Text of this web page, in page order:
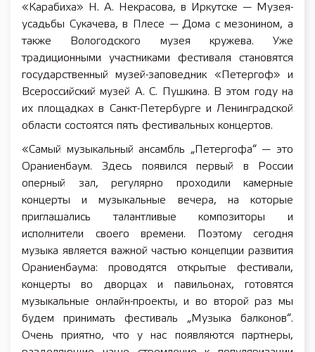
«Карабиха» Н. А. Некрасова, в Иркутске — Музея-
усадьбы Сукачева, в Плесе — Дома с мезонином, а
также Вологодского музея кружева. Уже
традиционными участниками фестиваля становятся
государственный музей-заповедник «Петергоф» и
Всероссийский музей А. С. Пушкина. В этом году на
их площадках в Санкт-Петербурге и Ленинградской
области состоятся пять фестивальных концертов.
«Самый музыкальный ансамбль „Петергофа“ — это
Ораниенбаум. Здесь появился первый в России
оперный зал, регулярно проходили камерные
концерты и музыкальные вечера, на которые
приглашались талантливые композиторы и
исполнители своего времени. Поэтому сегодня
музыка является важной частью концепции развития
Ораниенбаума: проводятся открытые фестивали,
концерты во дворцах и павильонах, готовятся
музыкальные онлайн-проекты, и во второй раз мы
будем принимать фестиваль „Музыка балконов“.
Очень приятно, что у нас появляются партнеры,